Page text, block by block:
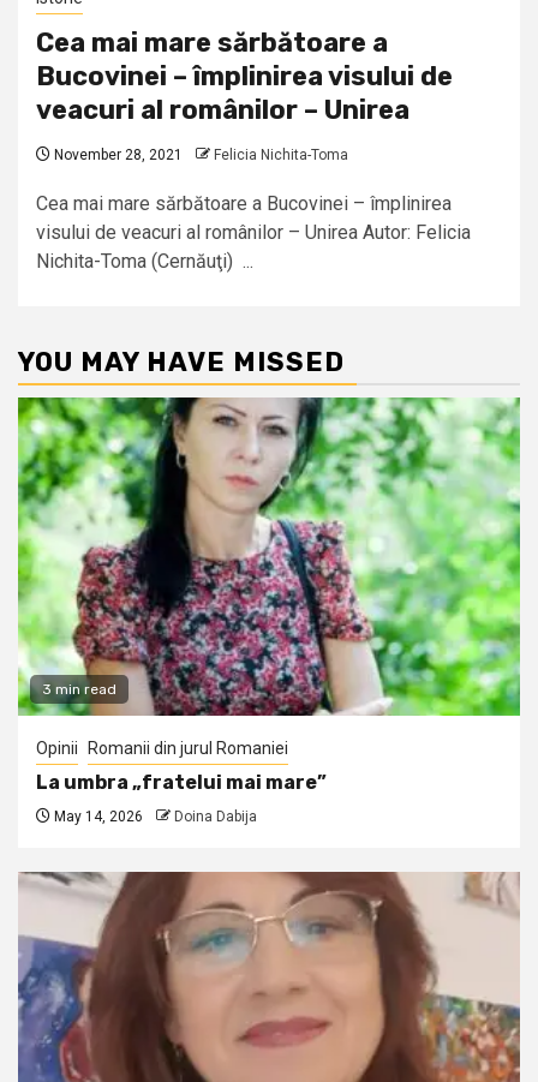
Cea mai mare sărbătoare a
Bucovinei – împlinirea visului de
veacuri al românilor – Unirea
November 28, 2021 Felicia Nichita-Toma
Cea mai mare sărbătoare a Bucovinei – împlinirea
visului de veacuri al românilor – Unirea Autor: Felicia
Nichita-Toma (Cernăuţi) ...
YOU MAY HAVE MISSED
3 min read
Opinii Romanii din jurul Romaniei
La umbra „fratelui mai mare”
May 14, 2026 Doina Dabija